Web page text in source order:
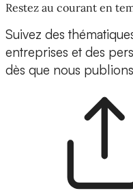
Restez au courant en
Suivez des
entreprises et des
dès que nous